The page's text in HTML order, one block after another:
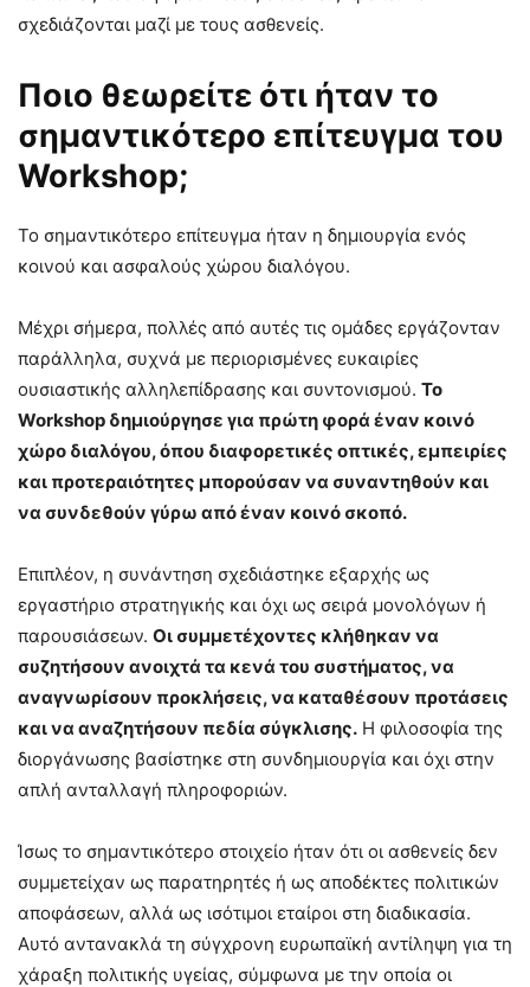
σχεδιάζονται μαζί με τους ασθενείς.
Ποιο θεωρείτε ότι ήταν το
σημαντικότερο επίτευγμα του
Workshop;
Το σημαντικότερο επίτευγμα ήταν η δημιουργία ενός
κοινού και ασφαλούς χώρου διαλόγου.
Μέχρι σήμερα, πολλές από αυτές τις ομάδες εργάζονταν
παράλληλα, συχνά με περιορισμένες ευκαιρίες
ουσιαστικής αλληλεπίδρασης και συντονισμού. Το
Workshop δημιούργησε για πρώτη φορά έναν κοινό
χώρο διαλόγου, όπου διαφορετικές οπτικές, εμπειρίες
και προτεραιότητες μπορούσαν να συναντηθούν και
να συνδεθούν γύρω από έναν κοινό σκοπό.
Επιπλέον, η συνάντηση σχεδιάστηκε εξαρχής ως
εργαστήριο στρατηγικής και όχι ως σειρά μονολόγων ή
παρουσιάσεων. Οι συμμετέχοντες κλήθηκαν να
συζητήσουν ανοιχτά τα κενά του συστήματος, να
αναγνωρίσουν προκλήσεις, να καταθέσουν προτάσεις
και να αναζητήσουν πεδία σύγκλισης. Η φιλοσοφία της
διοργάνωσης βασίστηκε στη συνδημιουργία και όχι στην
απλή ανταλλαγή πληροφοριών.
Ίσως το σημαντικότερο στοιχείο ήταν ότι οι ασθενείς δεν
συμμετείχαν ως παρατηρητές ή ως αποδέκτες πολιτικών
αποφάσεων, αλλά ως ισότιμοι εταίροι στη διαδικασία.
Αυτό αντανακλά τη σύγχρονη ευρωπαϊκή αντίληψη για τη
χάραξη πολιτικής υγείας, σύμφωνα με την οποία οι